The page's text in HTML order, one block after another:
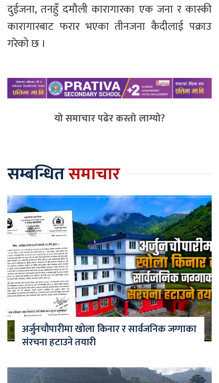
दुईजना, तनहुँ दमौली कारागारका एक जना र कास्की
कारागारबाट फरार भएका तीनजना कैदीलाई पक्राउ
गरेको छ ।
यो समाचार पढेर कस्तो लाग्यो?
सम्बन्धितसमाचार
अर्जुनचौपारीमा खोला किनार र सार्वजनिक जग्गाका
संरचना हटाउने तयारी